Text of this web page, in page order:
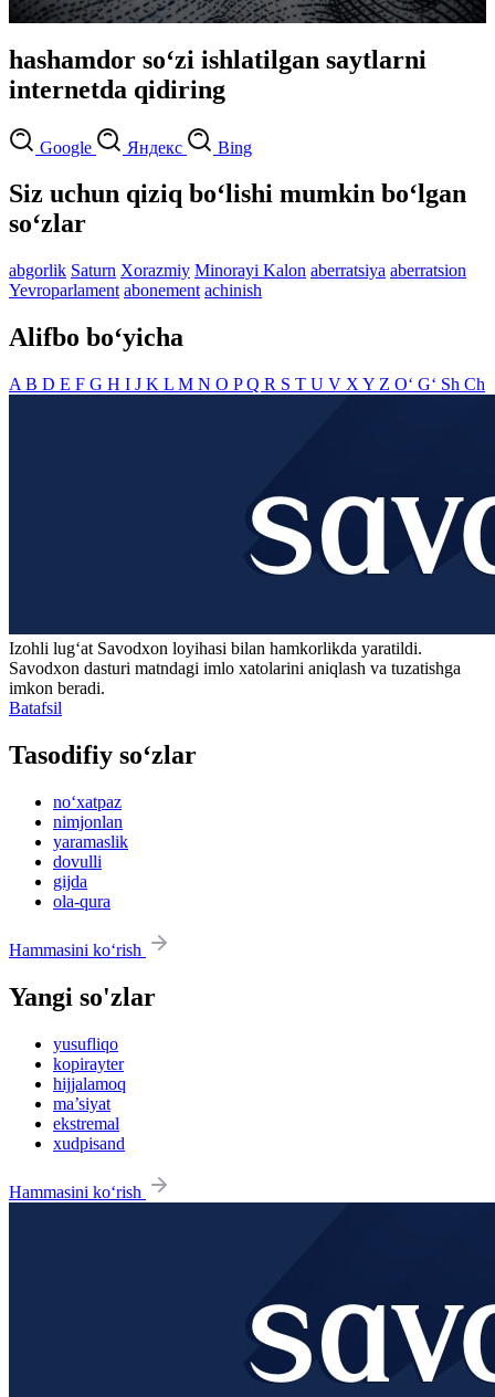
hashamdor so‘zi ishlatilgan saytlarni
internetda qidiring
Google Яндекс Bing
Siz uchun qiziq bo‘lishi mumkin bo‘lgan
so‘zlar
abgorlik Saturn Xorazmiy Minorayi Kalon aberratsiya aberratsion
Yevroparlament abonement achinish
Alifbo bo‘yicha
A B D E F G H I J K L M N O PQ R S T U V X Y Z O‘ G‘ Sh Ch
Izohli lugʻat Savodxon loyihasi bilan hamkorlikda yaratildi.
Savodxon dasturi matndagi imlo xatolarini aniqlash va tuzatishga
imkon beradi.
Batafsil
Tasodifiy so‘zlar
no‘xatpaz
nimjonlan
yaramaslik
dovulli
gijda
ola-qura
Hammasini ko‘rish
Yangi so'zlar
yusufliqo
kopirayter
hijjalamoq
ma’siyat
ekstremal
xudpisand
Hammasini ko‘rish